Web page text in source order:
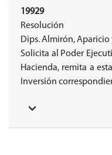
19929
Resolución
Dips. Almirón, Aparicio
Solicita al Poder
Hacienda, remita a
Inversión